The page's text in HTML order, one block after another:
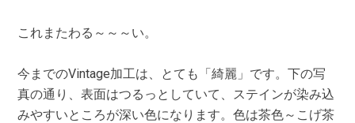
これまたわる～～～い。
今までのVintage加工は、とても「綺麗」です。下の写
真の通り、表面はつるっとしていて、ステインが染み込
みやすいところが深い色になります。色は茶色～こげ茶